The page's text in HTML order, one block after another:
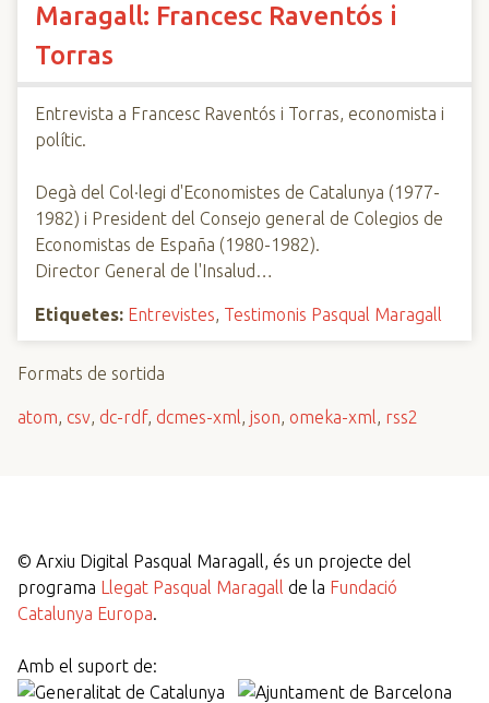
Maragall: Francesc Raventós i
Torras
Entrevista a Francesc Raventós i Torras, economista i
polític.
Degà del Col·legi d'Economistes de Catalunya (1977-
1982) i President del Consejo general de Colegios de
Economistas de España (1980-1982).
Director General de l'Insalud…
Etiquetes: Entrevistes, Testimonis Pasqual Maragall
Formats de sortida
atom, csv, dc-rdf, dcmes-xml, json, omeka-xml, rss2
© Arxiu Digital Pasqual Maragall, és un projecte del
programa Llegat Pasqual Maragall de la Fundació
Catalunya Europa.
Amb el suport de: